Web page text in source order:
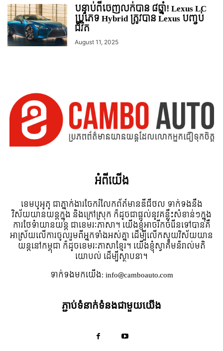
បន្ទាប់ពីចេញលក់បាន ៨ឆ្នាំ! Lexus LC
ប្រភេទ Hybrid ត្រូវបាន Lexus បញ្ចប់
ជីវិត
August 11, 2025
អំពី​យើង
ខេមបូអូតូ ជាភ្នាក់ងារចែករំលែកព័ត៍មានឌីជីថល ទាក់ទងនឹង
វិស័យយានយន្តក្នុង និងក្រៅស្រុក ក៏ដូចជាផ្តល់នូវគន្លឹះសំខាន់ៗក្នុង
ការថែទំាយានយន្ត ជាខេមរៈភាសា។ យើងខ្ញុំអាចរីកចំរើនទៅបានគឺ
អាស្រ័យលើការចូលរួមពីអ្នកទាំងអស់គ្នា ដើម្បីលើកស្ទួយវិស័យយាន
យន្តនៅកម្ពុជា ក៏ដូចខេមរៈភាសាខ្មែរ។ យើងខ្ញុំស្វាគមន៌រាល់មតិ
យោបល់ ដើម្បីស្ថាបនា។
ទាក់ទង​មក​យើង:info@camboauto.com
ភ្ជាប់ទំនាក់ទំនងជាមួយយើង